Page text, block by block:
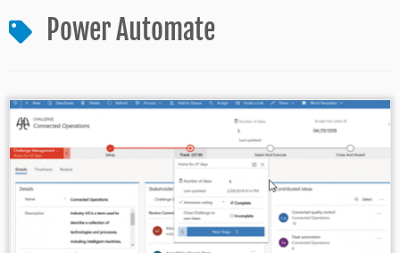
Power Automate